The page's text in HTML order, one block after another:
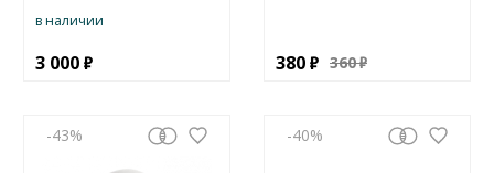
в наличии
3 000 380 360
-43 -40